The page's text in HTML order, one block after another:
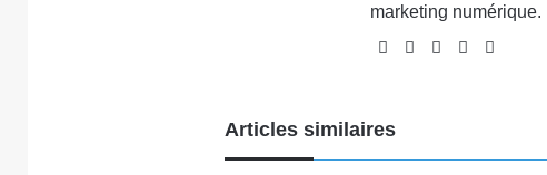
marketing numérique.
WebsiteFacebook
X Linkedin
Articles similaires